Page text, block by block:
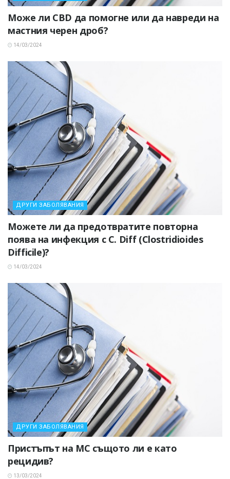
Може ли CBD да помогне или да навреди на
мастния черен дроб?
14/03/2024
ДРУГИ ЗАБОЛЯВАНИЯ
Можете ли да предотвратите повторна
поява на инфекция с C. Diff (Clostridioides
Difficile)?
14/03/2024
ДРУГИ ЗАБОЛЯВАНИЯ
Пристъпът на МС същото ли е като
рецидив?
13/03/2024